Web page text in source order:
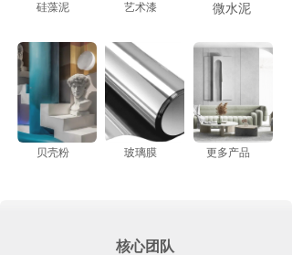
艺术漆 微水泥
硅藻泥
玻璃膜 更多产品
贝壳粉
核心团队